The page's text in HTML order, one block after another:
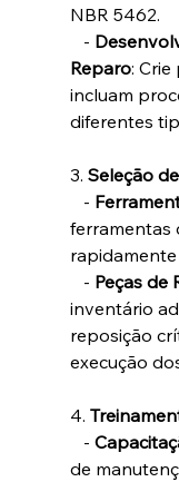
NBR 5462.
-
Reparo:
incluam
diferentes
3. Seleção
-
ferramentas
rapidamente
- Peças de
inventário
reposição
execução
4.
-
de